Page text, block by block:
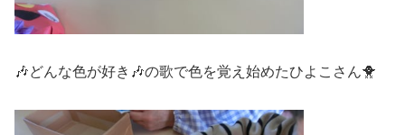
🎶どんな色が好き🎶の歌で色を覚え始めたひよこさん🐥